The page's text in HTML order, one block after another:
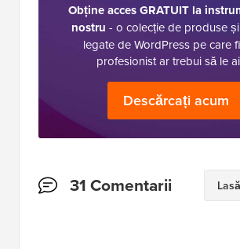
Obține acces GRATUIT la
nostru - o colecție de produse
legate de WordPress pe care
profesionist ar trebui să le
Descărcați acum
Interacțiuni
31 Comentarii